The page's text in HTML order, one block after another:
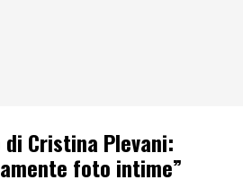
di Cristina Plevani:
foto intime”